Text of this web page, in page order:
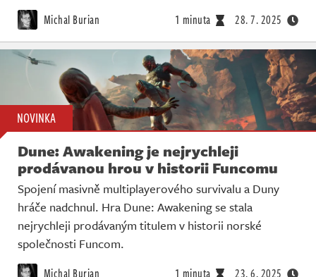
Michal Burian 1 minuta 28. 7. 2025
NOVINKA
Dune: Awakening je nejrychleji
prodávanou hrou v historii Funcomu
Spojení masivně multiplayerového survivalu a Duny
hráče nadchnul. Hra Dune: Awakening se stala
nejrychleji prodávaným titulem v historii norské
společnosti Funcom.
Michal Burian 1 minuta 23. 6. 2025